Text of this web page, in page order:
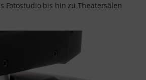
Fotostudio bis hin zu Theatersälen